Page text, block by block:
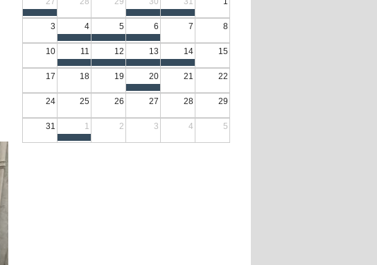
3 4 5 6 7 8
10 11 12 13 14 15
17 18 19 20 21 22
24 25 26 27 28 29
31 1 2 3 4 5